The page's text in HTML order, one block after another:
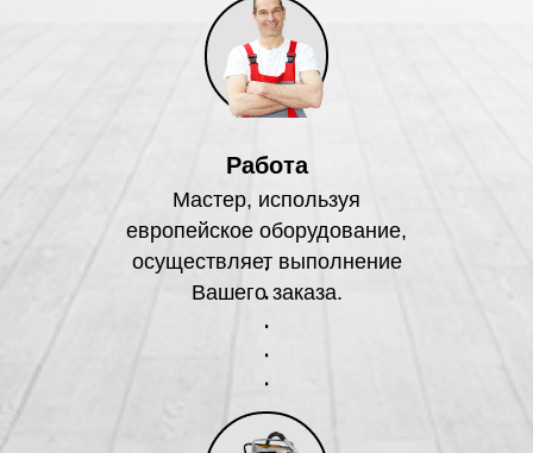
Работа
Мастер, используя
европейское оборудование,
осуществляет выполнение
Вашего заказа.